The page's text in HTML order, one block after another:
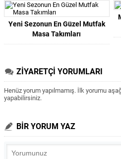
Yeni Sezonun En Güzel Mutfak
Masa Takımları
ZİYARETÇİ YORUMLARI
Henüz yorum yapılmamış. İlk yorumu
yapabilirsiniz.
BİR YORUM YAZ